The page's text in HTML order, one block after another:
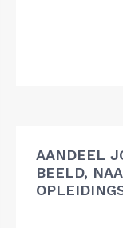
AANDEEL
BEELD,